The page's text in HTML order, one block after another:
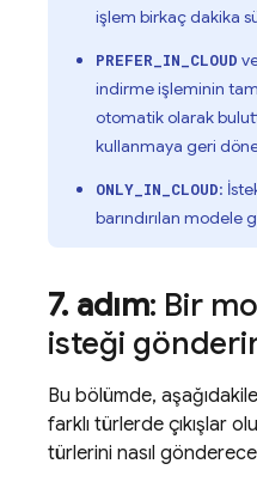
işlem birkaç dakika
PREFER_IN_CLOUD
indirme işleminin
otomatik olarak
kullanmaya geri
ONLY_IN_CLOUD:
barındırılan modele
7. adım: Bir
isteği
Bu bölümde,
farklı türlerde çıkışlar
türlerini nasıl